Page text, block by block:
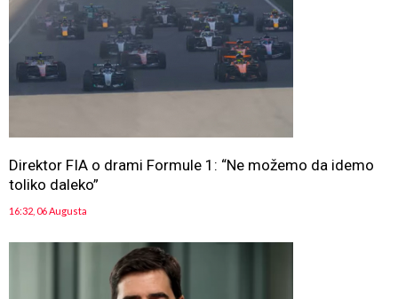
Direktor FIA o drami Formule 1: “Ne možemo da idemo
toliko daleko”
16:32, 06 Augusta